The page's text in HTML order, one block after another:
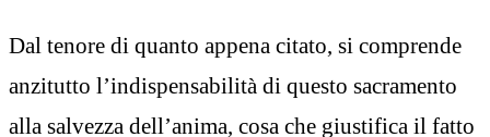
Dal tenore di quanto appena citato, si comprende
anzitutto l’indispensabilità di questo sacramento
alla salvezza dell’anima, cosa che giustifica il fatto